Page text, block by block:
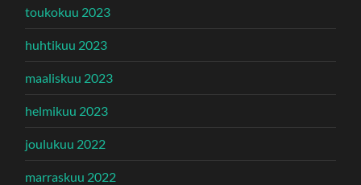
toukokuu 2023
huhtikuu 2023
maaliskuu 2023
helmikuu 2023
joulukuu 2022
marraskuu 2022